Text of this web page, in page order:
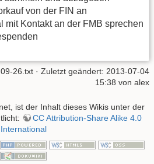
von der FIN an
mit Kontakt an der FMB sprechen
26.txt · Zuletzt geändert: 2013-07-04
15:38 von alex
ist der Inhalt dieses Wikis unter der
CC Attribution-Share Alike 4.0
International